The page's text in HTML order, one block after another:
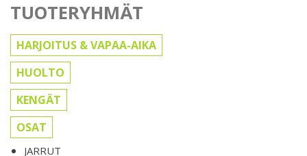
TUOTERYHMÄT
HARJOITUS & VAPAA-AIKA
HUOLTO
KENGÄT
OSAT
JARRUT